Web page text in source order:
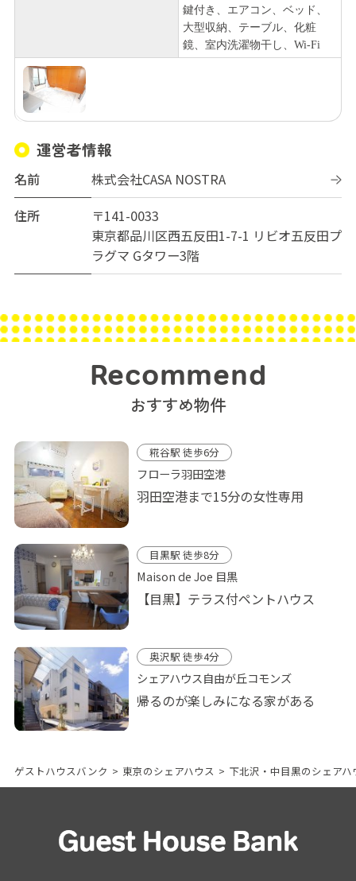
鍵付き、エアコン、ベッド、
大型収納、テーブル、化粧
鏡、室内洗濯物干し、Wi-Fi
運営者情報
名前
株式会社CASA NOSTRA
住所
〒141-0033
東京都品川区西五反田1-7-1 リビオ五反田プ
ラグマ Gタワー3階
Recommend
おすすめ物件
糀谷駅 徒歩6分
フローラ羽田空港
羽田空港まで15分の女性専用
目黒駅 徒歩8分
Maison de Joe 目黒
【目黒】テラス付ペントハウス
奥沢駅 徒歩4分
シェアハウス自由が丘コモンズ
帰るのが楽しみになる家がある
ゲストハウスバンク > 東京のシェアハウス > 下北沢・中目黒のシェアハ